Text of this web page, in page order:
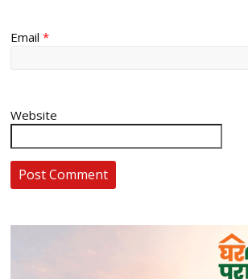
Email*
Website